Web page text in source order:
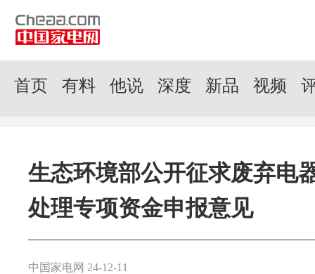
首页 有料 他说 深度 新品 视频
生态环境部公开征求废弃电
处理专项资金申报意见
中国家电网 24-12-11